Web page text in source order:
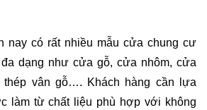
nay có rất nhiều mẫu cửa chung cư
dạng như cửa gỗ, cửa nhôm, cửa
vân gỗ…. Khách hàng cần lựa
làm từ chất liệu phù hợp với không